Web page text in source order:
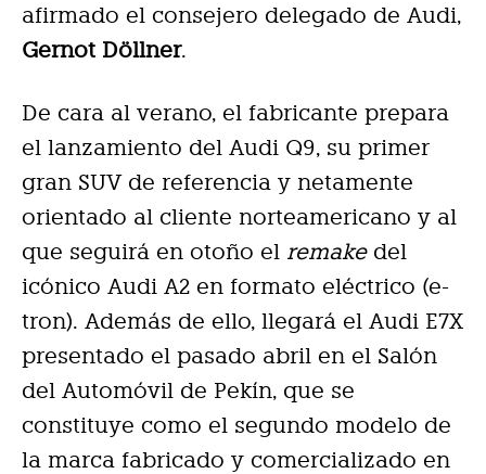
afirmado el consejero delegado de Audi,
Gernot Döllner.
De cara al verano, el fabricante prepara
el lanzamiento del Audi Q9, su primer
gran SUV de referencia y netamente
orientado al cliente norteamericano y al
que seguirá en otoño el remakedel
icónico Audi A2 en formato eléctrico (e-
tron). Además de ello, llegará el Audi E7X
presentado el pasado abril en el Salón
del Automóvil de Pekín, que se
constituye como el segundo modelo de
la marca fabricado y comercializado en